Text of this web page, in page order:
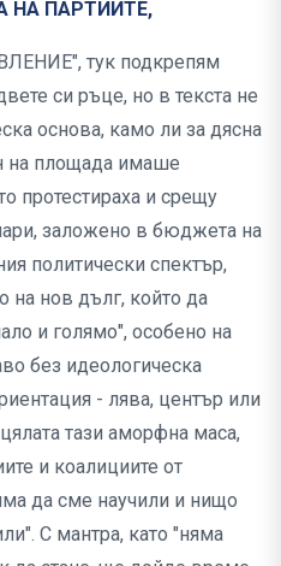
НА ПАРТИИТЕ,
тук подкрепям
си ръце, но в текста не
основа, камо ли за дясна
на площада имаше
протестираха и срещу
заложено в бюджета на
политически спектър,
на нов дълг, който да
и голямо", особено на
без идеологическа
- лява, център или
тази аморфна маса,
и коалициите от
да сме научили и нищо
С мантра, като "няма